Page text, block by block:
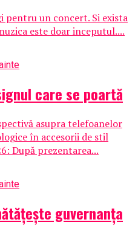
pentru un concert. Si exista
este doar inceputul....
care se poartă
asupra telefoanelor
în accesorii de stil
După prezentarea...
guvernanța